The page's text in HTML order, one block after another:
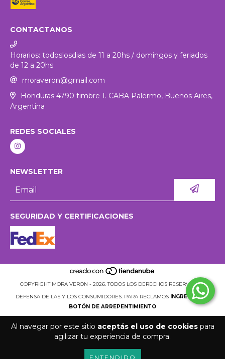
Al navegar por este sitio aceptás el uso de cookiespara
agilizar tu experiencia de compra.
ENTENDIDO
CONTACTANOS
Horarios: todoslosdias de 11 a 20hs / domingos y feriados
de 12 a 20hs
moraveron@gmail.com
Honduras 4790 timbre 1. CABA Palermo, Buenos Aires,
Argentina
REDES SOCIALES
NEWSLETTER
SEGURIDAD Y CERTIFICACIONES
COPYRIGHT MORA VERON - 2026. TODOS LOS DERECHOS RESERVADOS.
DEFENSA DE LAS Y LOS CONSUMIDORES. PARA RECLAMOS
INGRESÁ ACÁ.
BOTÓN DE ARREPENTIMIENTO